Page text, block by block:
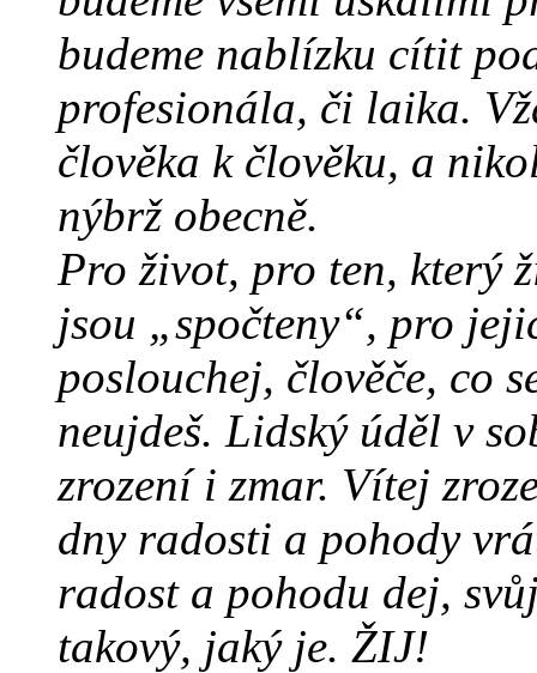
budeme nablízku cítit
profesionála, či laika.
člověka k člověku, a
nýbrž obecně.
Pro život, pro ten, který
jsou „spočteny“, pro
poslouchej, člověče, co
neujdeš. Lidský úděl v
zrození i zmar. Vítej
dny radosti a pohody
radost a pohodu dej,
takový, jaký je. ŽIJ!